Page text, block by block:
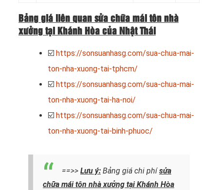
Bảng giá liên quan sửa chữa mái tôn nhà
xưởng tại Khánh Hòa của Nhật Thái
☑️ https://sonsuanhasg.com/sua-chua-mai-
ton-nha-xuong-tai-tphcm/
☑️ https://sonsuanhasg.com/sua-chua-mai-
ton-nha-xuong-tai-ha-noi/
☑️ https://sonsuanhasg.com/sua-chua-mai-
ton-nha-xuong-tai-binh-phuoc/
==>> Lưu ý: Bảng giá chi phísửa
chữa mái tôn nhà xưởng tại Khánh Hòa